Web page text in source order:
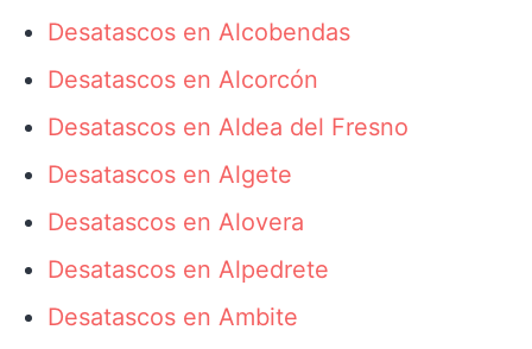
Desatascos en Alcobendas
Desatascos en Alcorcón
Desatascos en Aldea del Fresno
Desatascos en Algete
Desatascos en Alovera
Desatascos en Alpedrete
Desatascos en Ambite